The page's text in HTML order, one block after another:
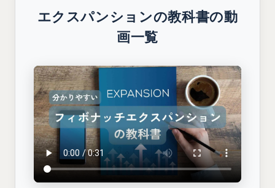
エクスパンションの教科書の動
画一覧